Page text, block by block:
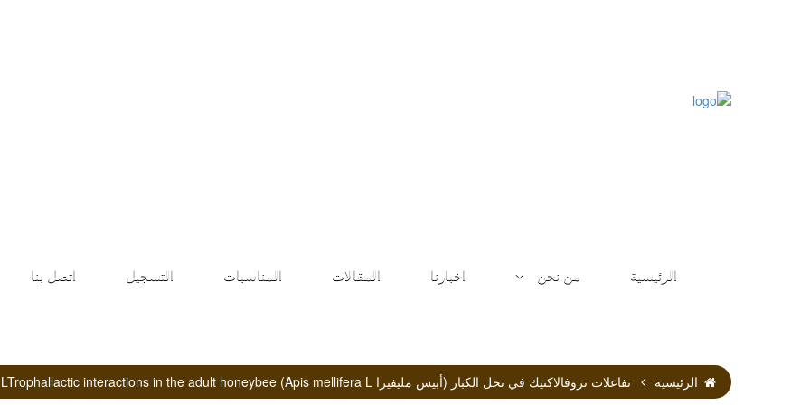
الرئيسية من نحن اخبارنا المقالات المناسبات التسجيل اتصل بنا
الرئيسية تفاعلات تروفالاكتيك في نحل الكبار (أبيس مليفيرا LTrophallactic interactions in the adult honeybee (Apis mellifera L